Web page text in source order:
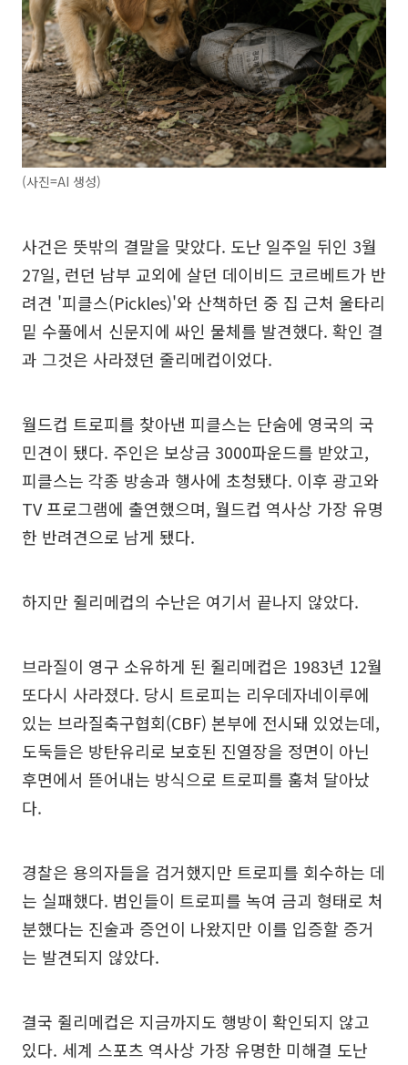
(사진=AI 생성)
사건은 뜻밖의 결말을 맞았다. 도난 일주일 뒤인 3월
27일, 런던 남부 교외에 살던 데이비드 코르베트가 반
려견 '피클스(Pickles)'와 산책하던 중 집 근처 울타리
밑 수풀에서 신문지에 싸인 물체를 발견했다. 확인 결
과 그것은 사라졌던 줄리메컵이었다.
월드컵 트로피를 찾아낸 피클스는 단숨에 영국의 국
민견이 됐다. 주인은 보상금 3000파운드를 받았고,
피클스는 각종 방송과 행사에 초청됐다. 이후 광고와
TV 프로그램에 출연했으며, 월드컵 역사상 가장 유명
한 반려견으로 남게 됐다.
하지만 쥘리메컵의 수난은 여기서 끝나지 않았다.
브라질이 영구 소유하게 된 쥘리메컵은 1983년 12월
또다시 사라졌다. 당시 트로피는 리우데자네이루에
있는 브라질축구협회(CBF) 본부에 전시돼 있었는데,
도둑들은 방탄유리로 보호된 진열장을 정면이 아닌
후면에서 뜯어내는 방식으로 트로피를 훔쳐 달아났
다.
경찰은 용의자들을 검거했지만 트로피를 회수하는 데
는 실패했다. 범인들이 트로피를 녹여 금괴 형태로 처
분했다는 진술과 증언이 나왔지만 이를 입증할 증거
는 발견되지 않았다.
결국 쥘리메컵은 지금까지도 행방이 확인되지 않고
있다. 세계 스포츠 역사상 가장 유명한 미해결 도난